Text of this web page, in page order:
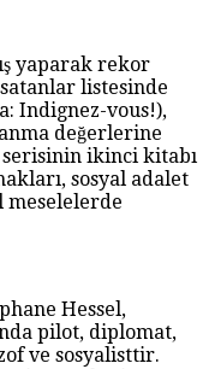
yaparak rekor
listesinde
Indignez-vous!),
değerlerine
serisinin ikinci kitabı
sosyal adalet
meselelerde
Hessel,
pilot, diplomat,
ve sosyalisttir.